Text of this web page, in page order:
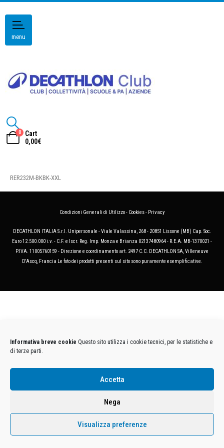
Informativa breve cookie Questo sito utilizza i cookie tecnici, per le statistiche e
di terze parti.
Accetta
Nega
Visualizza preferenze
menu
0
Cart
0,00€
RER232M-BKBK-XXL
Condizioni Generali di Utilizzo- Cookies- Privacy
DECATHLON ITALIA S.r.l. Unipersonale - Viale Valassina, 268 - 20851 Lissone (MB) Cap. Soc.
Euro 12.500.000 i.v. - C.F. e Iscr. Reg. Imp. Monza e Brianza 02137480964 - R.E.A. MB-1370021 -
P.IVA. 11005760159 - Direzione e coordinamento art. 2497 C.C. DECATHLON SA, Villeneuve
D'Ascq, Francia Le foto dei prodotti presenti sul sito sono puramente esemplificative.